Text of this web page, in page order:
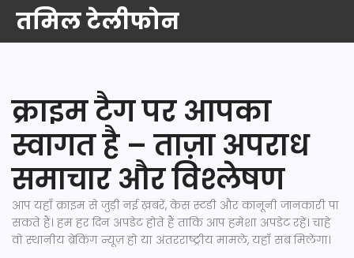
तमिल टेलीफोन
क्राइम टैग पर आपका
स्वागत है – ताज़ा अपराध
समाचार और विश्लेषण
आप यहाँ क्राइम से जुड़ी नई ख़बरें, केस स्टडी और कानूनी जानकारी पा
सकते हैं। हम हर दिन अपडेट होते हैं ताकि आप हमेशा अपडेट रहें। चाहे
वो स्थानीय ब्रेकिंग न्यूज़ हो या अंतरराष्ट्रीय मामले, यहाँ सब मिलेगा।